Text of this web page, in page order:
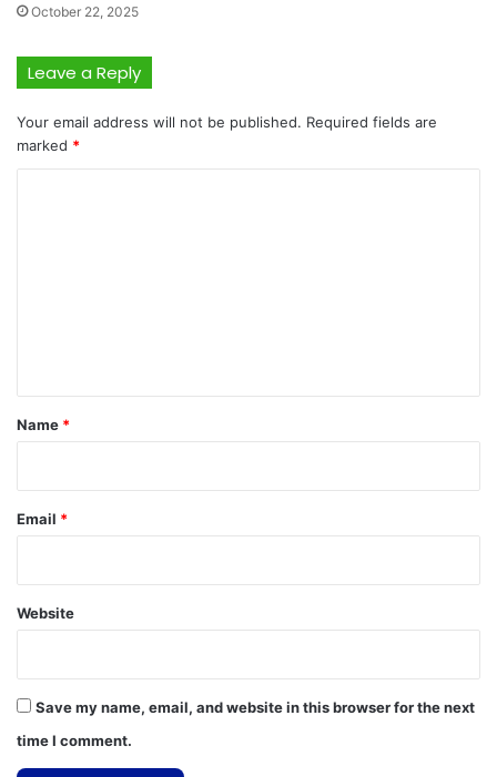
October 22, 2025
Leave a Reply
Your email address will not be published. Required fields are
marked *
*
Name *
Email *
Website
Save my name, email, and website in this browser for the next
time I comment.